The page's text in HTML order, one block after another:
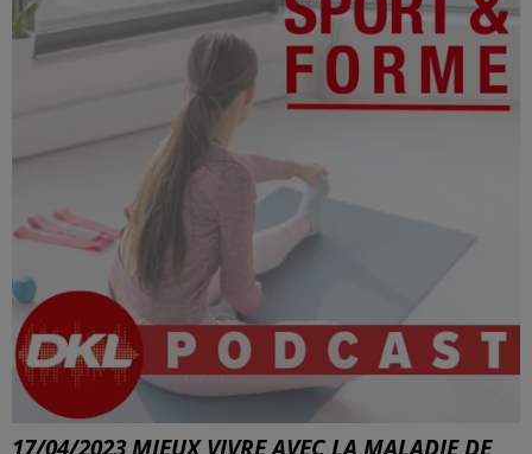
17/04/2023 MIEUX VIVRE AVEC LA MALADIE DE